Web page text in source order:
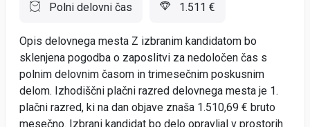
Polni delovni čas 1.511 €
Opis delovnega mesta Z izbranim kandidatom bo
sklenjena pogodba o zaposlitvi za nedoločen čas s
polnim delovnim časom in trimesečnim poskusnim
delom. Izhodiščni plačni razred delovnega mesta je 1.
plačni razred, ki na dan objave znaša 1.510,69 € bruto
mesečno. Izbrani kandidat bo delo opravljal v prostorih